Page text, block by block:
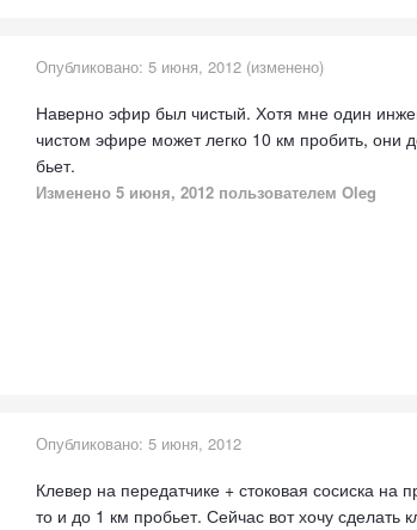
Опубликовано: 5 июня, 2012(изменено)
Наверно эфир был чистый. Хотя мне один
чистом эфире может легко 10 км пробить, они
бьет.
Изменено 5 июня, 2012пользователем Oleg
Опубликовано: 5 июня, 2012
Клевер на передатчике + стоковая сосиска
то и до 1 км пробьет. Сейчас вот хочу